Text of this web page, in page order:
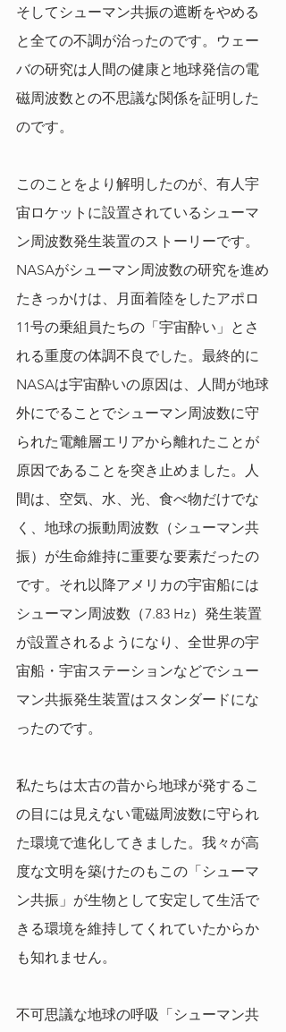
そしてシューマン共振の遮断をやめる
と全ての不調が治ったのです。ウェー
バの研究は人間の健康と地球発信の電
磁周波数との不思議な関係を証明した
のです。
このことをより解明したのが、有人宇
宙ロケットに設置されているシューマ
ン周波数発生装置のストーリーです。
NASAがシューマン周波数の研究を進め
たきっかけは、月面着陸をしたアポロ
11号の乗組員たちの「宇宙酔い」とさ
れる重度の体調不良でした。最終的に
NASAは宇宙酔いの原因は、人間が地球
外にでることでシューマン周波数に守
られた電離層エリアから離れたことが
原因であることを突き止めました。人
間は、空気、水、光、食べ物だけでな
く、地球の振動周波数（シューマン共
振）が生命維持に重要な要素だったの
です。それ以降アメリカの宇宙船には
シューマン周波数（7.83 Hz）発生装置
が設置されるようになり、全世界の宇
宙船・宇宙ステーションなどでシュー
マン共振発生装置はスタンダードにな
ったのです。
私たちは太古の昔から地球が発するこ
の目には見えない電磁周波数に守られ
た環境で進化してきました。我々が高
度な文明を築けたのもこの「シューマ
ン共振」が生物として安定して生活で
きる環境を維持してくれていたからか
も知れません。
不可思議な地球の呼吸「シューマン共